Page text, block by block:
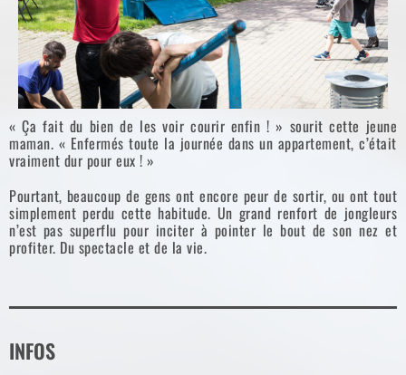
« Ça fait du bien de les voir courir enfin ! » sourit cette jeune
maman. « Enfermés toute la journée dans un appartement, c’était
vraiment dur pour eux ! »
Pourtant, beaucoup de gens ont encore peur de sortir, ou ont tout
simplement perdu cette habitude. Un grand renfort de jongleurs
n’est pas superflu pour inciter à pointer le bout de son nez et
profiter. Du spectacle et de la vie.
INFOS